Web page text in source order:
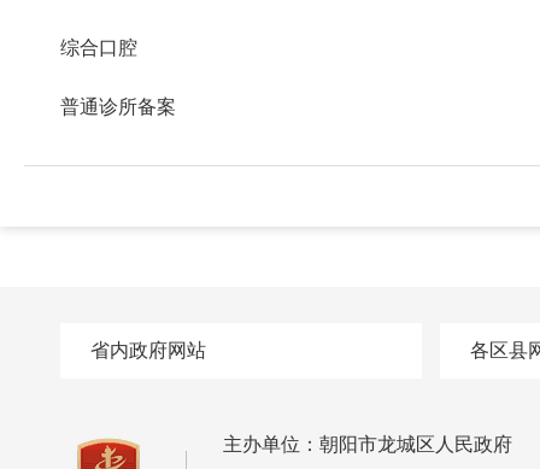
综合口腔
普通诊所备案
省内政府网站 各区县
主办单位：朝阳市龙城区人民政府